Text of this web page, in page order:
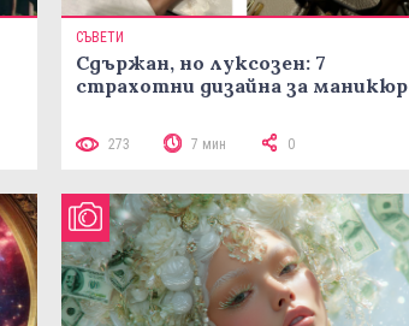
СЪВЕТИ
Сдържан, но луксозен: 7
страхотни дизайна за маникюр
273 7 мин 0